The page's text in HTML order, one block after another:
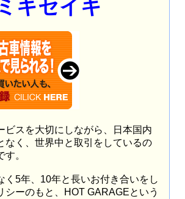
ミキセイキ
ビスを大切にしながら、日本国内
なく、世界中と取引をしているの
。
く5年、10年と長いお付き合いをし
シーのもと、HOT GARAGEという